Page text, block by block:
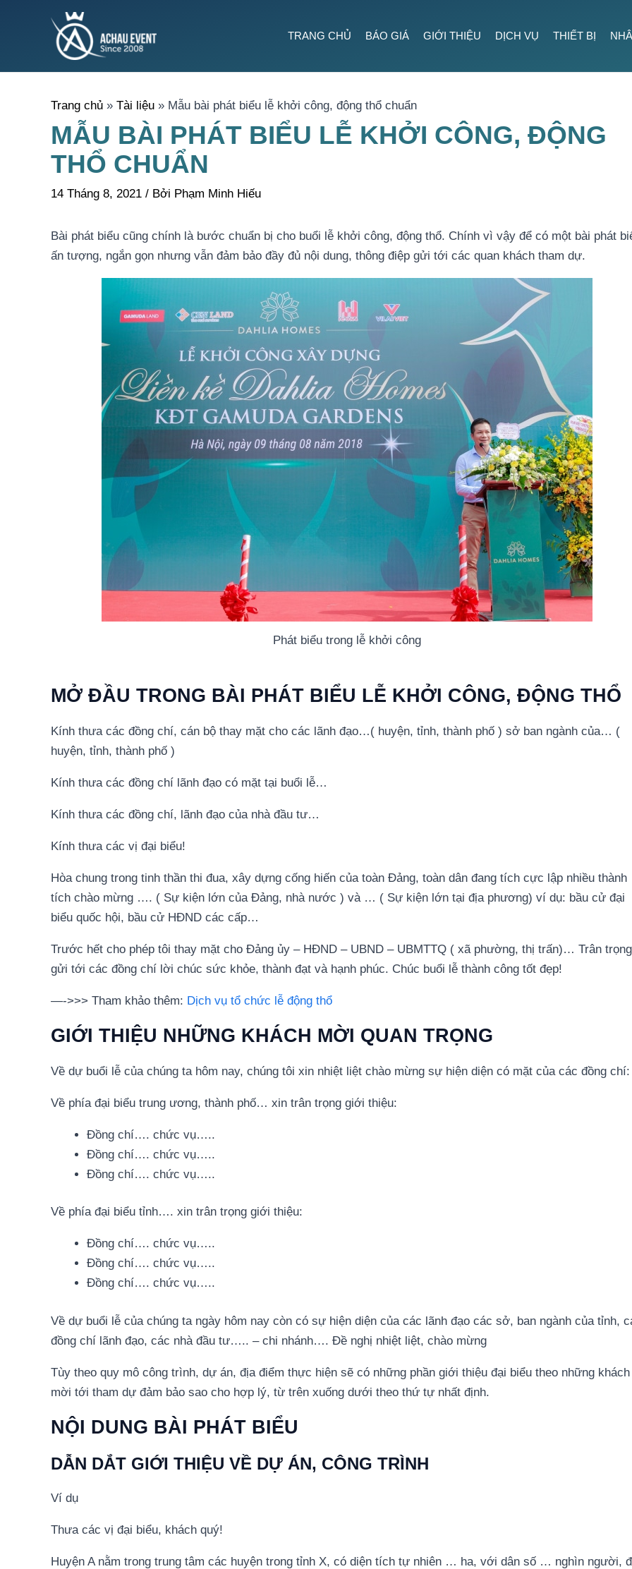
TRANG CHỦ BÁO GIÁ GIỚI THIỆU DỊCH VỤ THIẾT BỊ
Trang chủ Tài liệu Mẫu bài phát biểu lễ khởi công, động thổ chuẩn
MẪU BÀI PHÁT BIỂU LỄ KHỞI CÔNG, ĐỘNG
THỔ CHUẨN
14 Tháng 8, 2021 / Bởi Phạm Minh Hiếu
Bài phát biểu cũng chính là bước chuẩn bị cho buổi lễ khởi công, động thổ. Chính vì vậy để có một bài phát
ấn tượng, ngắn gọn nhưng vẫn đảm bảo đầy đủ nội dung, thông điệp gửi tới các quan khách tham dự.
Phát biểu trong lễ khởi công
MỞ ĐẦU TRONG BÀI PHÁT BIỂU LỄ KHỞI CÔNG, ĐỘNG THỔ
Kính thưa các đồng chí, cán bộ thay mặt cho các lãnh đạo…( huyện, tỉnh, thành phố ) sở ban ngành của… (
huyện, tỉnh, thành phố )
Kính thưa các đồng chí lãnh đạo có mặt tại buổi lễ…
Kính thưa các đồng chí, lãnh đạo của nhà đầu tư…
Kính thưa các vị đại biểu!
Hòa chung trong tinh thần thi đua, xây dựng cống hiến của toàn Đảng, toàn dân đang tích cực lập nhiều thành
tích chào mừng …. ( Sự kiện lớn của Đảng, nhà nước ) và … ( Sự kiện lớn tại địa phương) ví dụ: bầu cử đại
biểu quốc hội, bầu cử HĐND các cấp…
Trước hết cho phép tôi thay mặt cho Đảng ủy – HĐND – UBND – UBMTTQ ( xã phường, thị trấn)… Trân trọng
gửi tới các đồng chí lời chúc sức khỏe, thành đạt và hạnh phúc. Chúc buổi lễ thành công tốt đẹp!
—->>> Tham khảo thêm: Dịch vụ tổ chức lễ động thổ
GIỚI THIỆU NHỮNG KHÁCH MỜI QUAN TRỌNG
Về dự buổi lễ của chúng ta hôm nay, chúng tôi xin nhiệt liệt chào mừng sự hiện diện có mặt của các đồng chí:
Về phía đại biểu trung ương, thành phố… xin trân trọng giới thiệu:
Đồng chí…. chức vụ…..
Đồng chí…. chức vụ…..
Đồng chí…. chức vụ…..
Về phía đại biểu tỉnh…. xin trân trọng giới thiệu:
Đồng chí…. chức vụ…..
Đồng chí…. chức vụ…..
Đồng chí…. chức vụ…..
Về dự buổi lễ của chúng ta ngày hôm nay còn có sự hiện diện của các lãnh đạo các sở, ban ngành của tỉnh,
đồng chí lãnh đạo, các nhà đầu tư….. – chi nhánh…. Đề nghị nhiệt liệt, chào mừng
Tùy theo quy mô công trình, dự án, địa điểm thực hiện sẽ có những phần giới thiệu đại biểu theo những khách
mời tới tham dự đảm bảo sao cho hợp lý, từ trên xuống dưới theo thứ tự nhất định.
NỘI DUNG BÀI PHÁT BIỂU
DẪN DẮT GIỚI THIỆU VỀ DỰ ÁN, CÔNG TRÌNH
Ví dụ
Thưa các vị đại biểu, khách quý!
Huyện A nằm trong trung tâm các huyện trong tỉnh X, có diện tích tự nhiên … ha, với dân số … nghìn người,